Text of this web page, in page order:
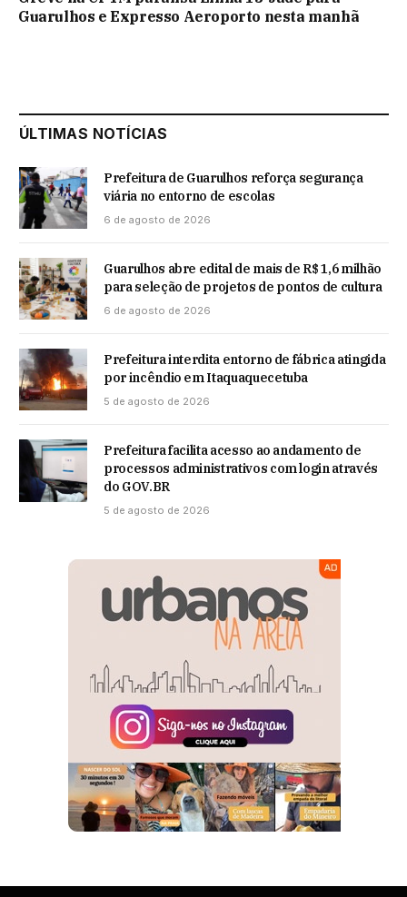
Guarulhos e Expresso Aeroporto nesta manhã
ÚLTIMAS NOTÍCIAS
Prefeitura de Guarulhos reforça segurança
viária no entorno de escolas
6 de agosto de 2026
Guarulhos abre edital de mais de R$ 1,6 milhão
para seleção de projetos de pontos de cultura
6 de agosto de 2026
Prefeitura interdita entorno de fábrica atingida
por incêndio em Itaquaquecetuba
5 de agosto de 2026
Prefeitura facilita acesso ao andamento de
processos administrativos com login através
do GOV.BR
5 de agosto de 2026